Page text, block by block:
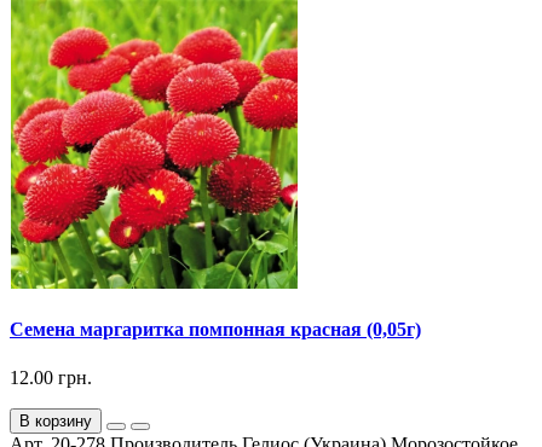
Семена маргаритка помпонная красная (0,05г)
12.00 грн.
В корзину